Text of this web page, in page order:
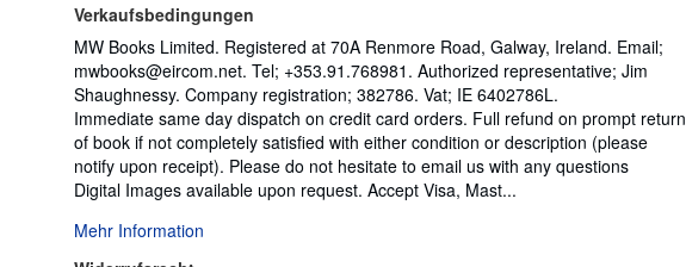
Verkaufsbedingungen
MW Books Limited. Registered at 70A Renmore Road, Galway, Ireland. Email;
mwbooks@eircom.net. Tel; +353.91.768981. Authorized representative; Jim
Shaughnessy. Company registration; 382786. Vat; IE 6402786L.
Immediate same day dispatch on credit card orders. Full refund on prompt return
of book if not completely satisfied with either condition or description (please
notify upon receipt). Please do not hesitate to email us with any questions
Digital Images available upon request. Accept Visa, Mast...
Mehr Information